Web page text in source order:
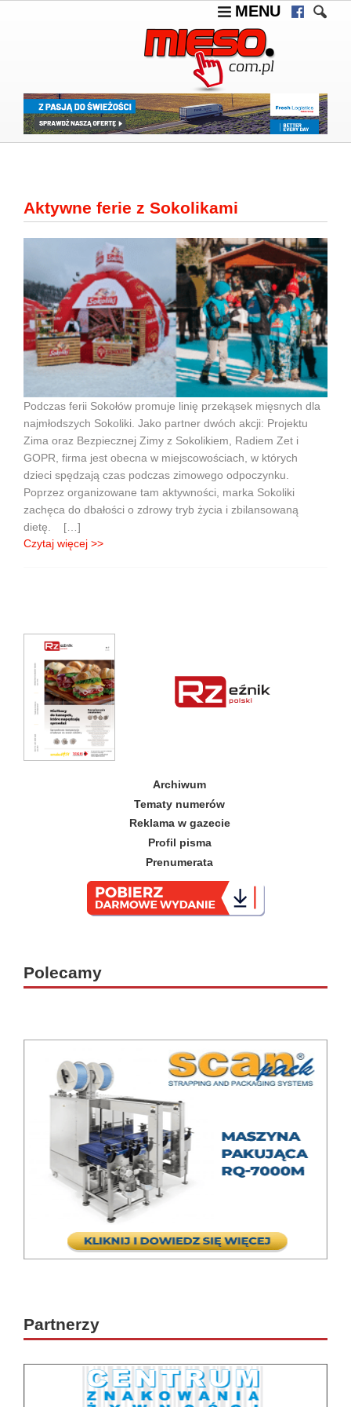
MENU
Aktywne ferie z Sokolikami
Podczas ferii Sokołów promuje linię przekąsek mięsnych dla
najmłodszych Sokoliki. Jako partner dwóch akcji: Projektu
Zima oraz Bezpiecznej Zimy z Sokolikiem, Radiem Zet i
GOPR, firma jest obecna w miejscowościach, w których
dzieci spędzają czas podczas zimowego odpoczynku.
Poprzez organizowane tam aktywności, marka Sokoliki
zachęca do dbałości o zdrowy tryb życia i zbilansowaną
dietę. […]
Czytaj więcej >>
Archiwum
Tematy numerów
Reklama w gazecie
Profil pisma
Prenumerata
Polecamy
Partnerzy